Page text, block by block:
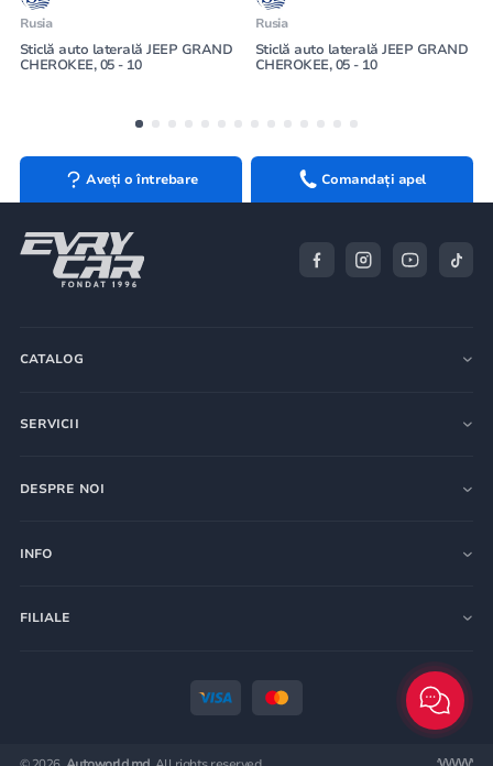
Rusia
Sticlă auto laterală JEEP GRAND
CHEROKEE, 05 - 10
Rusia
Sticlă auto laterală JEEP GRAND
CHEROKEE, 05 - 10
Aveți o întrebare Comandați apel
CATALOG
SERVICII
DESPRE NOI
INFO
FILIALE